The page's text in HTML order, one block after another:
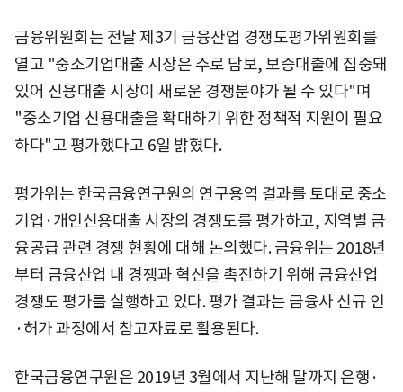
금융위원회는 전날 제3기 금융산업 경쟁도평가위원회를
열고 "중소기업대출 시장은 주로 담보, 보증대출에 집중돼
있어 신용대출 시장이 새로운 경쟁분야가 될 수 있다"며
"중소기업 신용대출을 확대하기 위한 정책적 지원이 필요
하다"고 평가했다고 6일 밝혔다.
평가위는 한국금융연구원의 연구용역 결과를 토대로 중소
기업·개인신용대출 시장의 경쟁도를 평가하고, 지역별 금
융공급 관련 경쟁 현황에 대해 논의했다. 금융위는 2018년
부터 금융산업 내 경쟁과 혁신을 촉진하기 위해 금융산업
경쟁도 평가를 실행하고 있다. 평가 결과는 금융사 신규 인
·허가 과정에서 참고자료로 활용된다.
한국금융연구원은 2019년 3월에서 지난해 말까지 은행·